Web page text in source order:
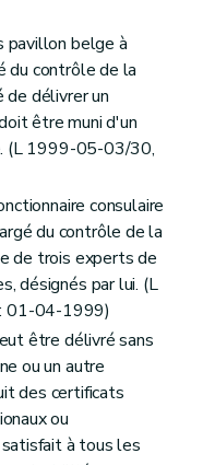
pavillon belge à
du contrôle de la
délivrer un
être muni d'un
(L 1999-05-03/30,
consulaire
du contrôle de la
de trois experts de
désignés par lui. (L
01-04-1999)
être délivré sans
ou un autre
des certificats
ou
à tous les